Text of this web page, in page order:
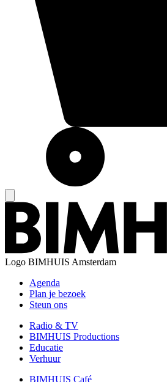
Logo BIMHUIS Amsterdam
Agenda
Plan je bezoek
Steun ons
Radio & TV
BIMHUIS Productions
Educatie
Verhuur
BIMHUIS Café